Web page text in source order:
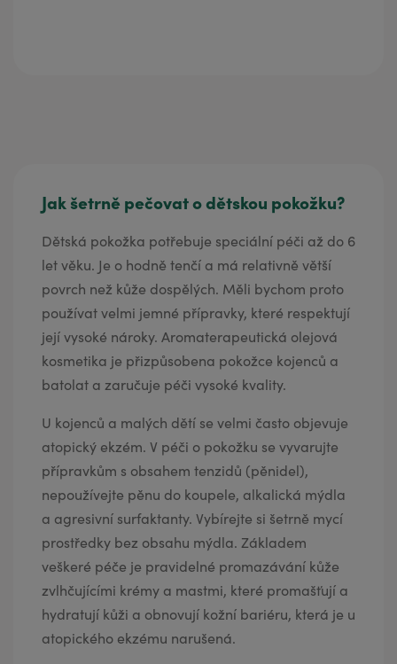
Jak šetrně pečovat o dětskou pokožku?
Dětská pokožka potřebuje speciální péči až do 6
let věku. Je o hodně tenčí a má relativně větší
povrch než kůže dospělých. Měli bychom proto
používat velmi jemné přípravky, které respektují
její vysoké nároky. Aromaterapeutická olejová
kosmetika je přizpůsobena pokožce kojenců a
batolat a zaručuje péči vysoké kvality.
U kojenců a malých dětí se velmi často objevuje
atopický ekzém. V péči o pokožku se vyvarujte
přípravkům s obsahem tenzidů (pěnidel),
nepoužívejte pěnu do koupele, alkalická mýdla
a agresivní surfaktanty. Vybírejte si šetrně mycí
prostředky bez obsahu mýdla. Základem
veškeré péče je pravidelné promazávání kůže
zvlhčujícími krémy a mastmi, které promašťují a
hydratují kůži a obnovují kožní bariéru, která je u
atopického ekzému narušená.